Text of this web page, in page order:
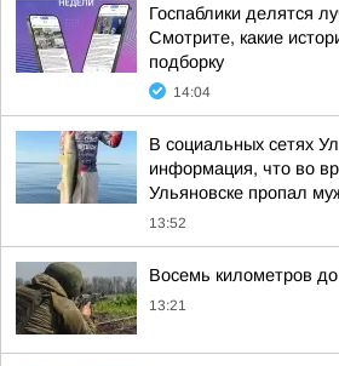
Госпаблики делятся
Смотрите, какие
подборку
14:04
В социальных сетях
информация, что во
Ульяновске пропал
13:52
Восемь километров
13:21